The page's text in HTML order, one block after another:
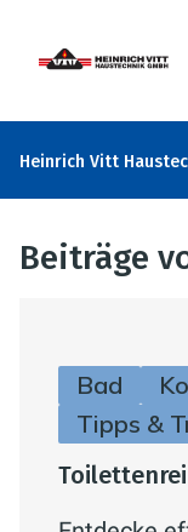
Heinrich Vitt
Beiträge
Bad